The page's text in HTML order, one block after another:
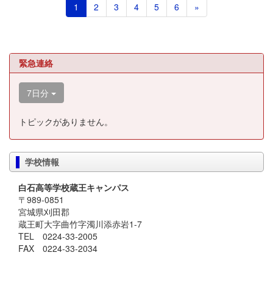
1 2 3 4 5 6 »
緊急連絡
7日分
トピックがありません。
学校情報
白石高等学校蔵王キャンパス
〒989-0851
宮城県刈田郡
蔵王町大字曲竹字濁川添赤岩1-7
TEL 0224-33-2005
FAX 0224-33-2034